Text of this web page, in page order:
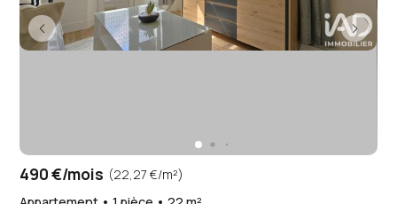
490 €/mois (22,27 €/m²)